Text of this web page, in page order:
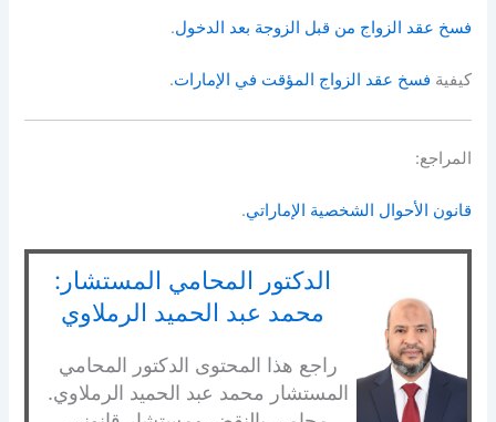
فسخ عقد الزواج من قبل الزوجة بعد الدخول.
كيفية فسخ عقد الزواج المؤقت في الإمارات.
المراجع:
قانون الأحوال الشخصية الإماراتي.
الدكتور المحامي المستشار:
محمد عبد الحميد الرملاوي
راجع هذا المحتوى الدكتور المحامي
المستشار محمد عبد الحميد الرملاوي.